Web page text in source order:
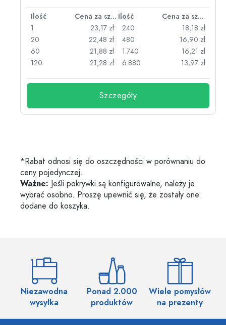
Ilość Cena za sztukę Ilość
Cena za sztukę
1
23,17 zł
20
22,48 zł
60
21,88 zł
120
21,28 zł
240
18,18 zł
480
16,90 zł
1.740
16,21 zł
6.880
13,97 zł
Szczegóły
*Rabat odnosi się do oszczędności w porównaniu do
ceny pojedynczej.
Ważne: Jeśli pokrywki są konfigurowalne, należy je
wybrać osobno. Proszę upewnić się, że zostały one
dodane do koszyka.
Niezawodna
wysyłka
Ponad 2.000
produktów
Wiele pomysłów
na prezenty